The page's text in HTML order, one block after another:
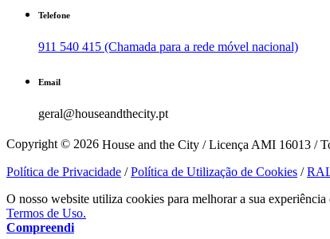
Telefone
911 540 415 (Chamada para a rede móvel nacional)
Email
geral@houseandthecity.pt
Copyright © 2026 House and the City / Licença AMI 16013 /
Política de Privacidade /Política de Utilização de Cookies /
O nosso website utiliza cookies para melhorar a sua
Termos de Uso.
Compreendi